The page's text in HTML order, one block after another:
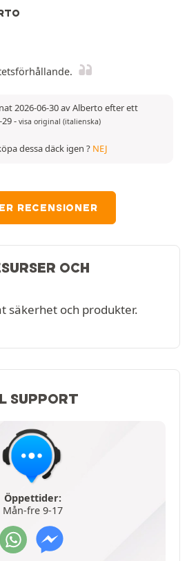
2026-06-30 av Alberto efter ett
- visa original (italienska)
dessa däck igen ? NEJ
RECENSIONER
OCH
säkerhet och produkter.
SUPPORT
Öppettider:
Mån-fre 9-17